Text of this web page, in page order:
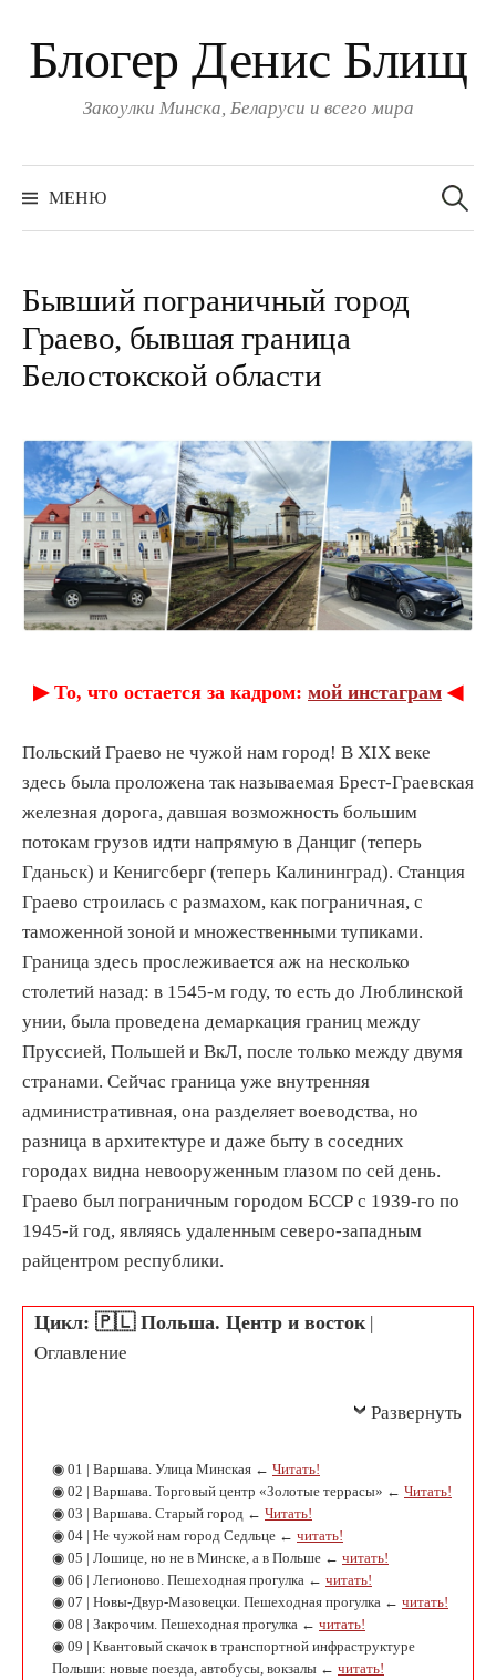
Блогер Денис Блищ
Закоулки Минска, Беларуси и всего мира
МЕНЮ
Бывший пограничный город
Граево, бывшая граница
Белостокской области
▶︎ То, что остается за кадром: мой инстаграм ◀︎
Польский Граево не чужой нам город! В XIX веке
здесь была проложена так называемая Брест-Граевская
железная дорога, давшая возможность большим
потокам грузов идти напрямую в Данциг (теперь
Гданьск) и Кенигсберг (теперь Калининград). Станция
Граево строилась с размахом, как пограничная, с
таможенной зоной и множественными тупиками.
Граница здесь прослеживается аж на несколько
столетий назад: в 1545-м году, то есть до Люблинской
унии, была проведена демаркация границ между
Пруссией, Польшей и ВкЛ, после только между двумя
странами. Сейчас граница уже внутренняя
административная, она разделяет воеводства, но
разница в архитектуре и даже быту в соседних
городах видна невооруженным глазом по сей день.
Граево был пограничным городом БССР с 1939-го по
1945-й год, являясь удаленным северо-западным
райцентром республики.
Цикл: 🇵🇱 Польша. Центр и восток|
Оглавление
Развернуть
◉ 01 | Варшава. Улица Минская ← Читать!
◉ 02 | Варшава. Торговый центр «Золотые террасы» ← Читать!
◉ 03 | Варшава. Старый город ← Читать!
◉ 04 | Не чужой нам город Седльце ← читать!
◉ 05 | Лошице, но не в Минске, а в Польше ← читать!
◉ 06 | Легионово. Пешеходная прогулка ← читать!
◉ 07 | Новы-Двур-Мазовецки. Пешеходная прогулка ← читать!
◉ 08 | Закрочим. Пешеходная прогулка ← читать!
◉ 09 | Квантовый скачок в транспортной инфраструктуре
Польши: новые поезда, автобусы, вокзалы ← читать!